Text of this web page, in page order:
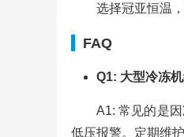
选择冠亚恒温
FAQ
Q1: 大型冷冻
A1: 常见的是
低压报警。定期维